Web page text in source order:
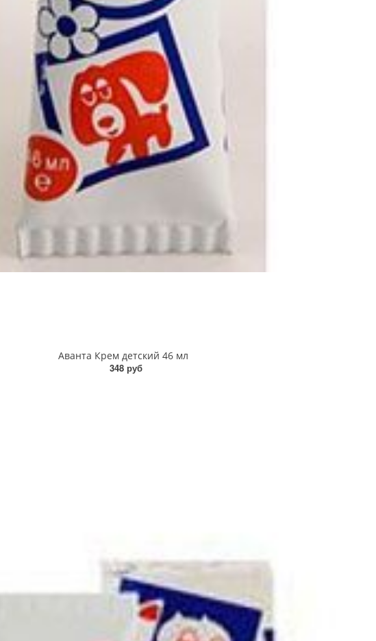
Аванта Крем детский 46 мл
348 руб